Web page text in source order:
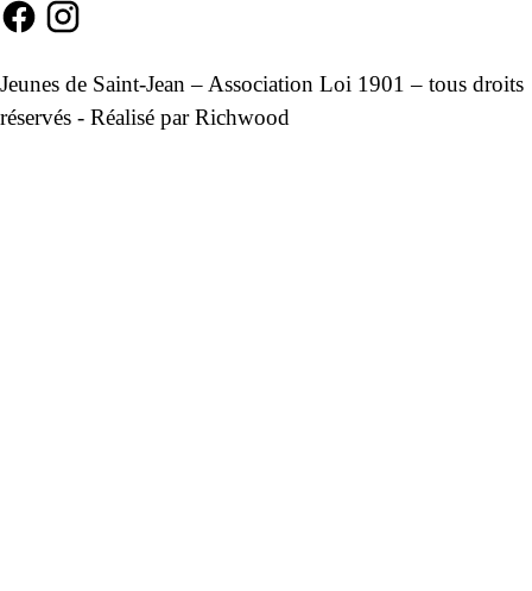
Jeunes de Saint-Jean – Association Loi 1901 – tous droits
réservés - Réalisé parRichwood